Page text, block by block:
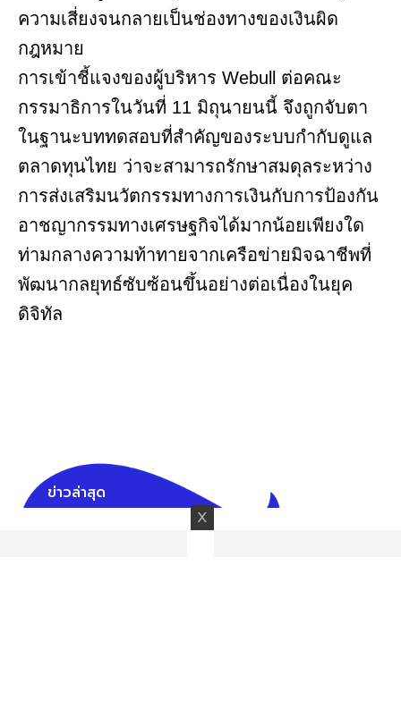
ความเสี่ยงจนกลายเป็นช่องทางของเงินผิด
กฎหมาย
การเข้าชี้แจงของผู้บริหาร Webull ต่อคณะ
กรรมาธิการในวันที่ 11 มิถุนายนนี้ จึงถูกจับตา
ในฐานะบททดสอบที่สำคัญของระบบกำกับดูแล
ตลาดทุนไทย ว่าจะสามารถรักษาสมดุลระหว่าง
การส่งเสริมนวัตกรรมทางการเงินกับการป้องกัน
อาชญากรรมทางเศรษฐกิจได้มากน้อยเพียงใด
ท่ามกลางความท้าทายจากเครือข่ายมิจฉาชีพที่
พัฒนากลยุทธ์ซับซ้อนขึ้นอย่างต่อเนื่องในยุค
ดิจิทัล
ข่าวล่าสุด